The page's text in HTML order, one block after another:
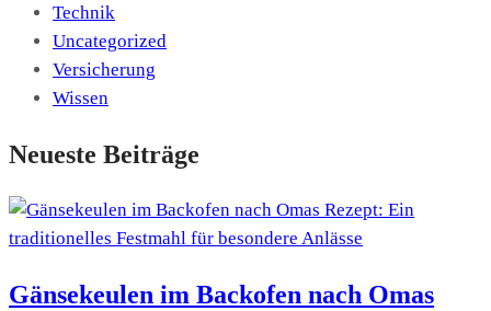
Technik
Uncategorized
Versicherung
Wissen
Neueste Beiträge
Gänsekeulen im Backofen nach Omas